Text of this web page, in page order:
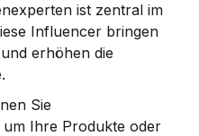
ist zentral im
Influencer bringen
erhöhen die
Sie
Ihre Produkte oder